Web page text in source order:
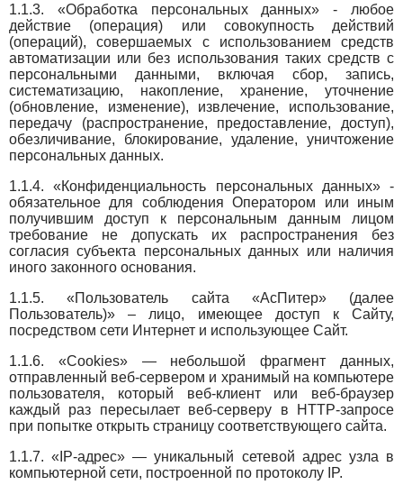
1.1.3. «Обработка персональных данных» - любое
действие (операция) или совокупность действий
(операций), совершаемых с использованием средств
автоматизации или без использования таких средств с
персональными данными, включая сбор, запись,
систематизацию, накопление, хранение, уточнение
(обновление, изменение), извлечение, использование,
передачу (распространение, предоставление, доступ),
обезличивание, блокирование, удаление, уничтожение
персональных данных.
1.1.4. «Конфиденциальность персональных данных» -
обязательное для соблюдения Оператором или иным
получившим доступ к персональным данным лицом
требование не допускать их распространения без
согласия субъекта персональных данных или наличия
иного законного основания.
1.1.5. «Пользователь сайта «АсПитер» (далее
Пользователь)» – лицо, имеющее доступ к Сайту,
посредством сети Интернет и использующее Сайт.
1.1.6. «Cookies» — небольшой фрагмент данных,
отправленный веб-сервером и хранимый на компьютере
пользователя, который веб-клиент или веб-браузер
каждый раз пересылает веб-серверу в HTTP-запросе
при попытке открыть страницу соответствующего сайта.
1.1.7. «IP-адрес» — уникальный сетевой адрес узла в
компьютерной сети, построенной по протоколу IP.